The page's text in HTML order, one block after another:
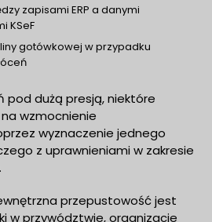
zapisami ERP a danymi
KSeF
gotówkowej w przypadku
pod dużą presją, niektóre
wzmocnienie
wyznaczenie jednego
z uprawnieniami w zakresie
przepustowość jest
w przywództwie, organizacje